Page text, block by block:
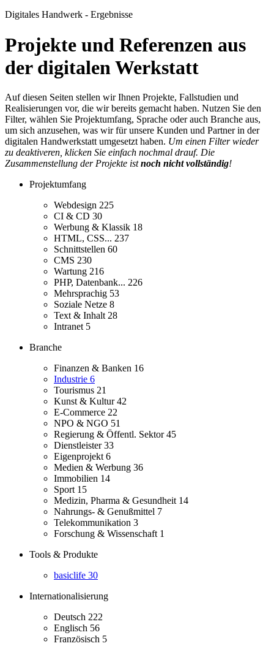
Digitales Handwerk - Ergebnisse
Projekte und Referenzen aus
der digitalen Werkstatt
Auf diesen Seiten stellen wir Ihnen Projekte, Fallstudien und
Realisierungen vor, die wir bereits gemacht haben. Nutzen Sie den
Filter, wählen Sie Projektumfang, Sprache oder auch Branche aus,
um sich anzusehen, was wir für unsere Kunden und Partner in der
digitalen Handwerkstatt umgesetzt haben. Um einen Filter wieder
zu deaktiveren, klicken Sie einfach nochmal drauf. Die
Zusammenstellung der Projekte istnoch nicht vollständig!
Projektumfang
Webdesign 225
CI & CD 30
Werbung & Klassik 18
HTML, CSS... 237
Schnittstellen 60
CMS 230
Wartung 216
PHP, Datenbank... 226
Mehrsprachig 53
Soziale Netze 8
Text & Inhalt 28
Intranet 5
Branche
Finanzen & Banken 16
Industrie 6
Tourismus 21
Kunst & Kultur42
E-Commerce 22
NPO & NGO 51
Regierung & Öffentl. Sektor45
Dienstleister33
Eigenprojekt 6
Medien & Werbung 36
Immobilien 14
Sport 15
Medizin, Pharma & Gesundheit 14
Nahrungs- & Genußmittel 7
Telekommunikation 3
Forschung & Wissenschaft 1
Tools & Produkte
basiclife 30
Internationalisierung
Deutsch 222
Englisch 56
Französisch 5